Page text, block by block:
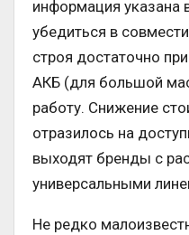
информация указана
убедиться в
строя достаточно
АКБ (для большой
работу. Снижение
отразилось на
выходят бренды с
универсальными
Не редко